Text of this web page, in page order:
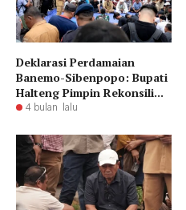
Deklarasi Perdamaian
Banemo-Sibenpopo: Bupati
Halteng Pimpin Rekonsili...
4 bulan lalu